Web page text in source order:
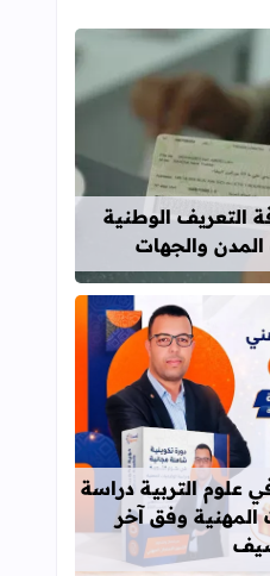
قراءة المزيد عن أحرف و أرقام
التعريف الوطنية
والجهات
قراءة المزيد عن دورة تكوينية
علوم التربية دراسة
وفق آخر